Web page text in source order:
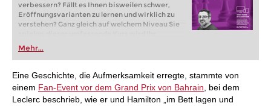
verbessern? Fällt es Ihnen bisweilen schwer,
Eröffnungsvarianten zu lernen und wirklich zu
verstehen? Ganz gleich auf welchem Niveau Sie
Schachverständnis enorm verbessern! Dieser
Videokurs wurde von dem erfahrenen Trainer
Großmeister Lubomir Ftacnik konzipiert und
deckt das gesamte Spektrum der
Schachstrategie und des Positionsspiels ab – von
der Beherrschung der Figurenkoordination und
Bauernstrukturen bis hin zur Entwicklung von
Mehr...
Eine Geschichte, die Aufmerksamkeit erregte, stammte von
einem Fan-Event vor dem Grand Prix von Bahrain , bei dem
Leclerc beschrieb, wie er und Hamilton „im Bett lagen und